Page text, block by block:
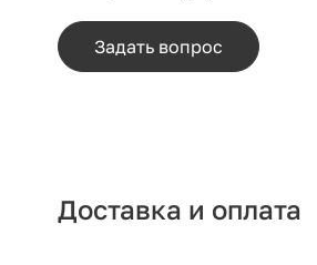
Задать вопрос
Доставка и оплата